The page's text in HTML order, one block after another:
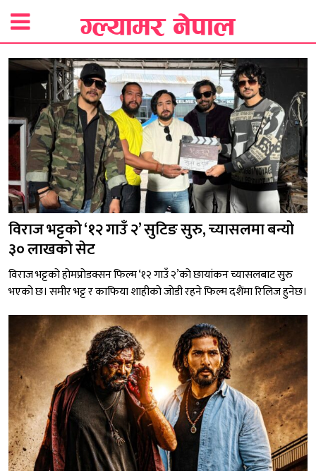
विराज भट्टको ‘१२ गाउँ २’ सुटिङ सुरु, च्यासलमा बन्यो
३० लाखको सेट
विराज भट्टको होमप्रोडक्सन फिल्म ‘१२ गाउँ २’को छायांकन च्यासलबाट सुरु
भएको छ। समीर भट्ट र काफिया शाहीको जोडी रहने फिल्म दशैंमा रिलिज हुनेछ।